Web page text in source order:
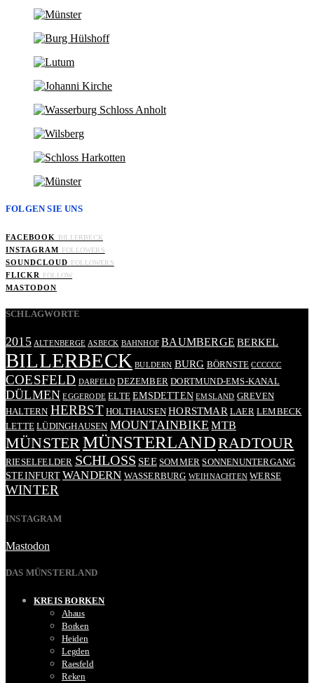
FOLGEN SIE UNS
FACEBOOK BILLERBECK
INSTAGRAM FOLLOWERS
SOUNDCLOUD FOLLOWERS
FLICKR FOLLOW
MASTODON
SCHLAGWORTE
2015 ALTENBERGE ASBECK BAHNHOF BAUMBERGE BERKEL
BILLERBECK BULDERN BURG BÖRNSTE CCCCCC
COESFELD DARFELD DEZEMBER DORTMUND-EMS-KANAL
DÜLMEN EGGERODE ELTE EMSDETTEN EMSLAND GREVEN
HALTERN HERBST HOLTHAUSEN HORSTMAR LAER LEMBECK
LETTE LÜDINGHAUSEN MOUNTAINBIKE MTB
MÜNSTERMÜNSTERLANDRADTOUR
RIESELFELDER SCHLOSS SEE SOMMER SONNENUNTERGANG
STEINFURT WANDERN WASSERBURG WEIHNACHTEN WERSE
WINTER
INSTAGRAM
Mastodon
DAS MÜNSTERLAND
KREIS BORKEN
Ahaus
Borken
Heiden
Legden
Raesfeld
Reken